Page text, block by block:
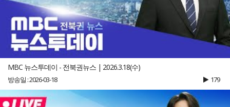
MBC 뉴스투데이 - 전북권뉴스 | 2026.3.18(수)
방송일 : 2026-03-18 179